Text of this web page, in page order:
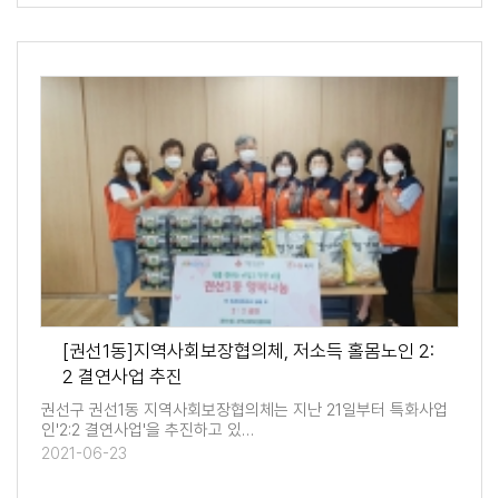
[권선1동]지역사회보장협의체, 저소득 홀몸노인 2:
2 결연사업 추진
권선구 권선1동 지역사회보장협의체는 지난 21일부터 특화사업
인'2:2 결연사업'을 추진하고 있…
2021-06-23